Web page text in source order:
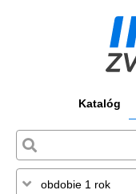
Katalóg